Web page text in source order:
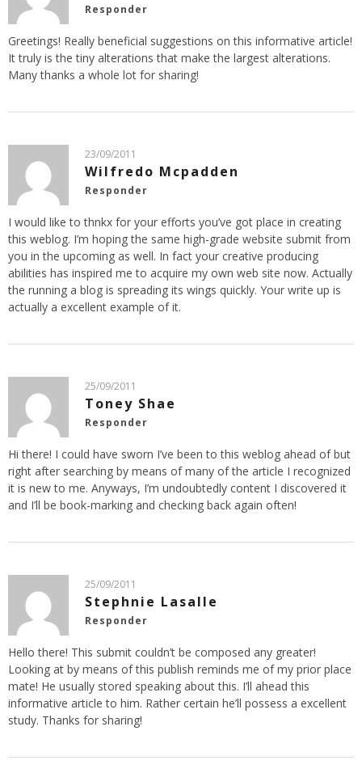
Responder
Greetings! Really beneficial suggestions on this informative article!
It truly is the tiny alterations that make the largest alterations.
Many thanks a whole lot for sharing!
23/09/2011
Wilfredo Mcpadden
Responder
I would like to thnkx for your efforts you’ve got place in creating
this weblog. I’m hoping the same high-grade website submit from
you in the upcoming as well. In fact your creative producing
abilities has inspired me to acquire my own web site now. Actually
the running a blog is spreading its wings quickly. Your write up is
actually a excellent example of it.
25/09/2011
Toney Shae
Responder
Hi there! I could have sworn I’ve been to this weblog ahead of but
right after searching by means of many of the article I recognized
it is new to me. Anyways, I’m undoubtedly content I discovered it
and I’ll be book-marking and checking back again often!
25/09/2011
Stephnie Lasalle
Responder
Hello there! This submit couldn’t be composed any greater!
Looking at by means of this publish reminds me of my prior place
mate! He usually stored speaking about this. I’ll ahead this
informative article to him. Rather certain he’ll possess a excellent
study. Thanks for sharing!